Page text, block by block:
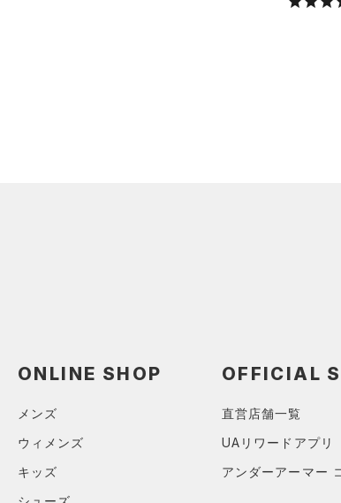
（20）
シューズ
ONLINE SHOP
メンズ
ウィメンズ
キッズ
OFFICIAL
直営店舗一覧
UAリワードアプリ
アンダーアーマー